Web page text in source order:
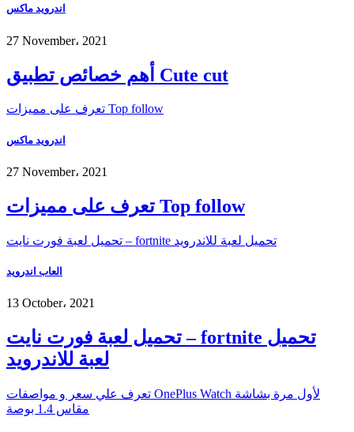
اندرويد ماكس
27 November، 2021
أهم خصائص تطبيق Cute cut
تعرف على مميزات Top follow
اندرويد ماكس
27 November، 2021
تعرف على مميزات Top follow
تحميل لعبة فورت نايت – fortnite تحميل لعبة للاندرويد
العاب اندرويد
13 October، 2021
تحميل لعبة فورت نايت – fortnite تحميل
لعبة للاندرويد
تعرف علي سعر و مواصفات OnePlus Watch لأول مرة بشاشة
مقاس 1.4 بوصة